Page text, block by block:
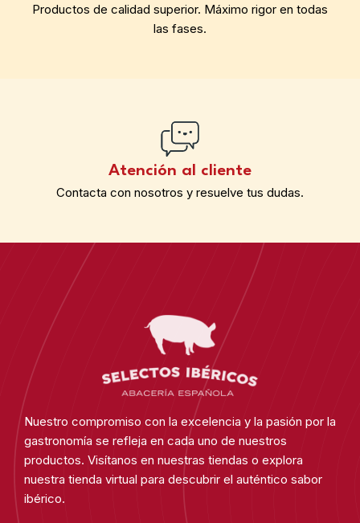
Productos de calidad superior. Máximo rigor en todas
las fases.
Atención al cliente
Contacta con nosotros y resuelve tus dudas.
Nuestro compromiso con la excelencia y la pasión por la
gastronomía se refleja en cada uno de nuestros
productos. Visítanos en nuestras tiendas o explora
nuestra tienda virtual para descubrir el auténtico sabor
ibérico.